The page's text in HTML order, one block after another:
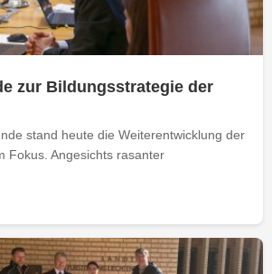
zur Bildungsstrategie der
stand heute die Weiterentwicklung der
Fokus. Angesichts rasanter